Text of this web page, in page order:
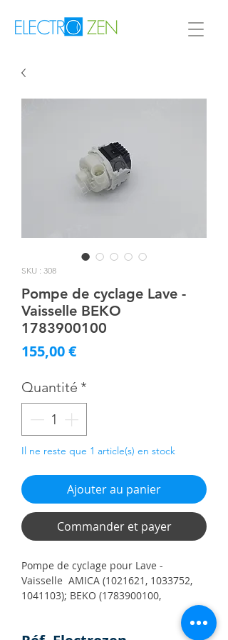
SKU : 308
Pompe de cyclage Lave -
Vaisselle BEKO
1783900100
155,00 €Prix
Quantité *
Il ne reste que 1 article(s) en stock
Ajouter au panier
Commander et payer
Pompe de cyclage pour Lave -
Vaisselle AMICA (1021621, 1033752,
1041103); BEKO (1783900100,